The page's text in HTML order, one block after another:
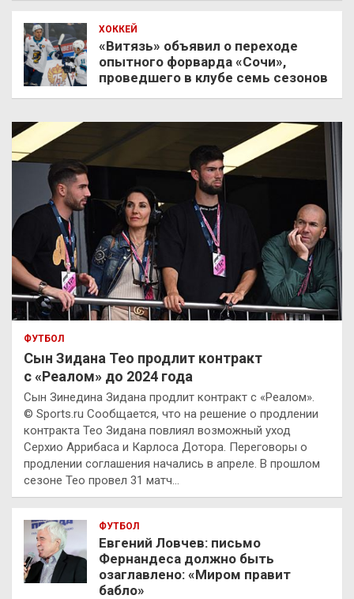
ХОККЕЙ
«Витязь» объявил о переходе
опытного форварда «Сочи»,
проведшего в клубе семь сезонов
ФУТБОЛ
Сын Зидана Тео продлит контракт
с «Реалом» до 2024 года
Сын Зинедина Зидана продлит контракт с «Реалом».
© Sports.ru Сообщается, что на решение о продлении
контракта Тео Зидана повлиял возможный уход
Серхио Аррибаса и Карлоса Дотора. Переговоры о
продлении соглашения начались в апреле. В прошлом
сезоне Тео провел 31 матч…
ФУТБОЛ
Евгений Ловчев: письмо
Фернандеса должно быть
озаглавлено: «Миром правит
бабло»